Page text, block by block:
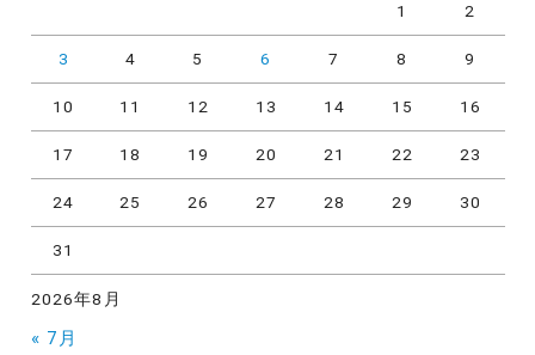
2026年8月
1 2
3 4 5 6 7 8 9
10 11 12 13 14 15 16
17 18 19 20 21 22 23
24 25 26 27 28 29 30
31
« 7月